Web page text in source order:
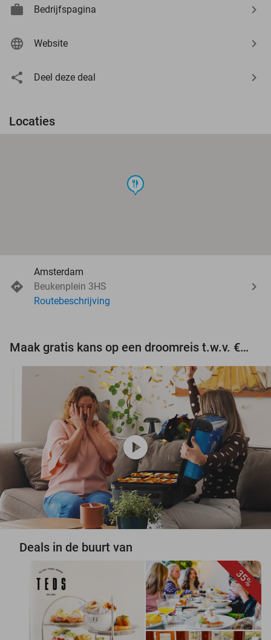
Bedrijfspagina
Website
Deel deze deal
Locaties
food
Amsterdam
Beukenplein 3HS
Routebeschrijving
Maak gratis kans op een droomreis t.w.v. €3.000!
play_circle
Deals in de buurt van
35%